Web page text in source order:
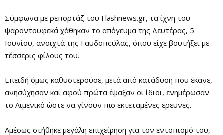
Σύμφωνα με ρεπορτάζ του Flashnews.gr, τα ίχνη του
ψαροντουφεκά χάθηκαν το απόγευμα της Δευτέρας, 5
Ιουνίου, ανοιχτά της Γαυδοπούλας, όπου είχε βουτήξει με
τέσσερις φίλους του.
Επειδή όμως καθυστερούσε, μετά από κατάδυση που έκανε,
ανησύχησαν και αφού πρώτα έψαξαν οι ίδιοι, ενημέρωσαν
το Λιμενικό ώστε να γίνουν πιο εκτεταμένες έρευνες.
Αμέσως στήθηκε μεγάλη επιχείρηση για τον εντοπισμό του,